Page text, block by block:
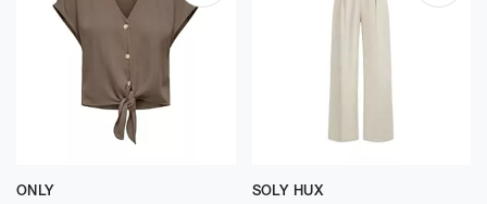
ONLY
SOLY HUX